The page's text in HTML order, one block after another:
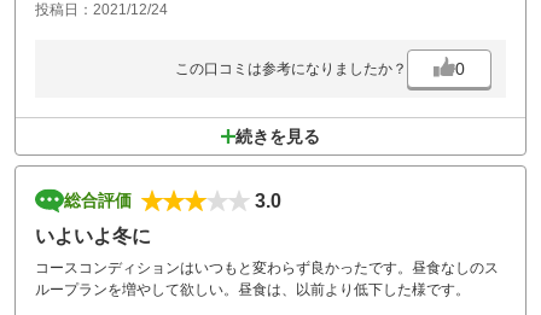
投稿日：2021/12/24
この口コミは参考になりましたか？ 0
続きを見る
総合評価
3.0
いよいよ冬に
コースコンディションはいつもと変わらず良かったです。昼食なしのス
ループランを増やして欲しい。昼食は、以前より低下した様です。